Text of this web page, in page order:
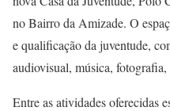
no Bairro da Amizade. O
e qualificação da juventude,
audiovisual, música,
Entre as atividades oferecidas